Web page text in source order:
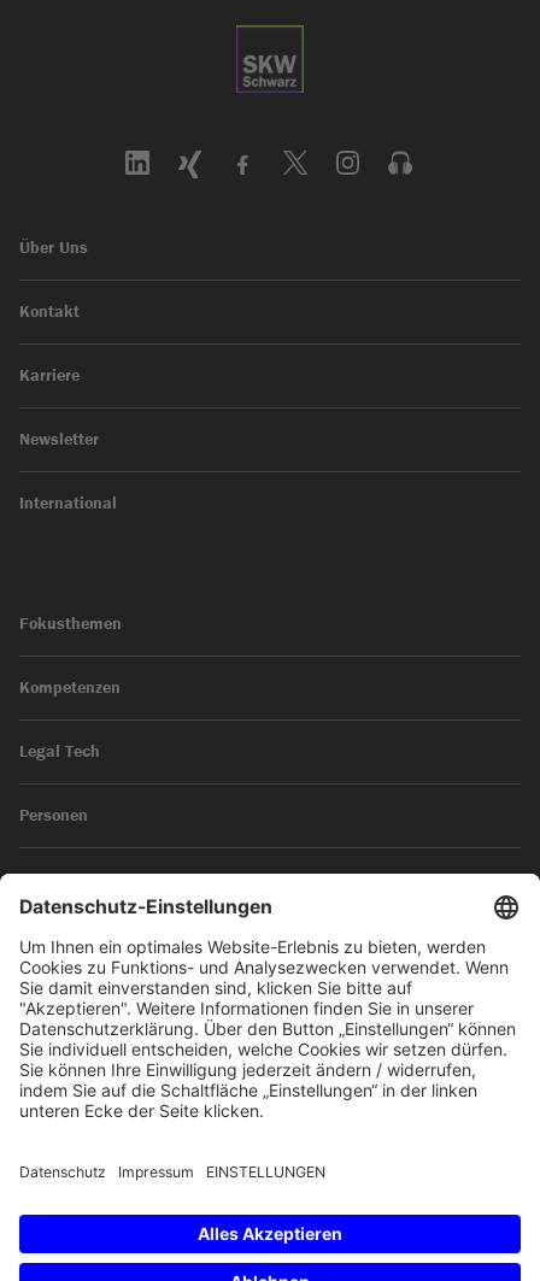
Über Uns
Kontakt
Karriere
Newsletter
International
Fokusthemen
Kompetenzen
Legal Tech
Personen
News
Impressum
Datenschutz